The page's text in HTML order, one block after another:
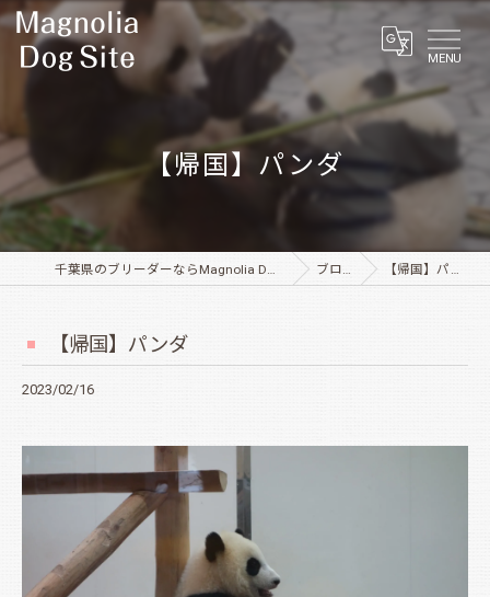
MENU
【帰国】パンダ
千葉県のブリーダーならMagnolia Dog Site ブログ 【帰国】パンダ
【帰国】パンダ
2023/02/16